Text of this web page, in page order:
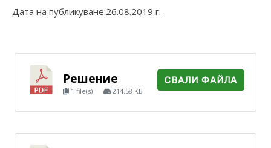
Дата на публикуване:26.08.2019 г.
Решение
1 file(s) 214.58 KB
СВАЛИ ФАЙЛА